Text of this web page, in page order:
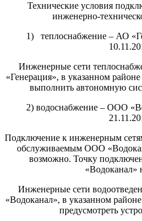
Технические условия
инженерно-
1) теплоснабжение – АО
Инженерные сети
«Генерация», в указанном
выполнить автономную
2) водоснабжение – ООО
Подключение к инженерным
обслуживаемым ООО
возможно. Точку
«Водоканал»
Инженерные сети
«Водоканал», в указанном
предусмотреть